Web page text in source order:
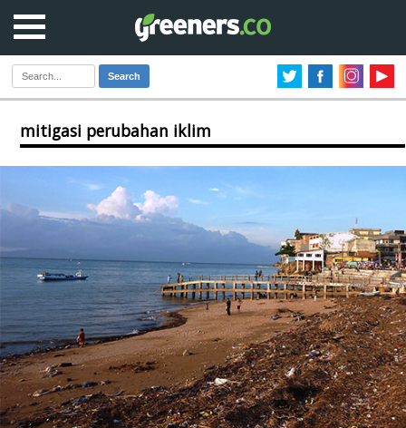
Search
mitigasi perubahan iklim